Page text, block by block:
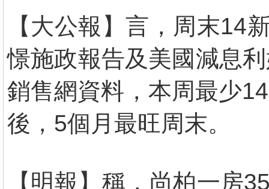
【大公報】言，周末14
憬施政報告及美國減息
銷售網資料，本周最少
後，5個月最旺周末。
【明報】稱，尚柏一房